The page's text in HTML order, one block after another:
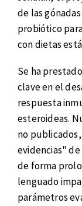
de las
probiótico
con dietas
Se ha
clave en el
respuesta
esteroideas.
no
evidencias"
de forma
lenguado
parámetros